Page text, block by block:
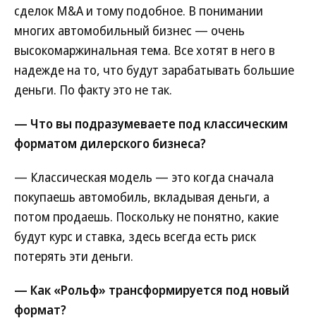
сделок M&A и тому подобное. В понимании
многих автомобильный бизнес — очень
высокомаржинальная тема. Все хотят в него в
надежде на то, что будут зарабатывать большие
деньги. По факту это не так.
— Что вы подразумеваете под классическим
форматом дилерского бизнеса?
— Классическая модель — это когда сначала
покупаешь автомобиль, вкладывая деньги, а
потом продаешь. Поскольку не понятно, какие
будут курс и ставка, здесь всегда есть риск
потерять эти деньги.
— Как «Рольф» трансформируется под новый
формат?